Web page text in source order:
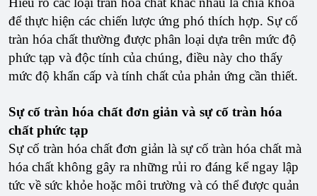
để thực hiện các chiến lược ứng phó thích hợp. Sự cố
tràn hóa chất thường được phân loại dựa trên mức độ
phức tạp và độc tính của chúng, điều này cho thấy
mức độ khẩn cấp và tính chất của phản ứng cần thiết.
Sự cố tràn hóa chất đơn giản và sự cố tràn hóa
chất phức tạp
Sự cố tràn hóa chất đơn giản là sự cố tràn hóa chất mà
hóa chất không gây ra những rủi ro đáng kể ngay lập
tức về sức khỏe hoặc môi trường và có thể được quản